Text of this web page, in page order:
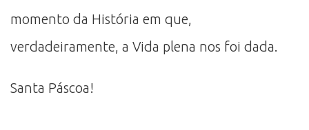
momento da História em que,
verdadeiramente, a Vida plena nos foi dada.
Santa Páscoa!